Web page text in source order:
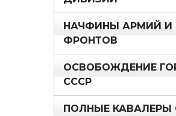
НАЧФИНЫ АРМИЙ И
ФРОНТОВ
ОСВОБОЖДЕНИЕ
СССР
ПОЛНЫЕ КАВАЛЕРЫ